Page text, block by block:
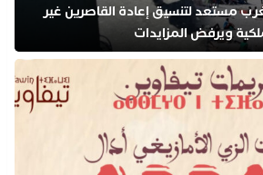
مستعد لتنسيق إعادة القاصرين غير
ويرفض المزايدات